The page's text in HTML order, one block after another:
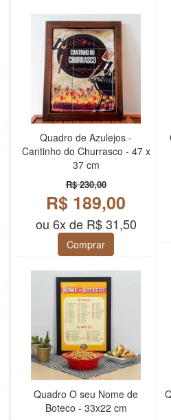
Quadro de Azulejos -
Cantinho do Churrasco - 47 x
37 cm
R$ 230,00
R$ 189,00
ou 6x de R$ 31,50
Comprar
Quadro O seu Nome de
Boteco - 33x22 cm